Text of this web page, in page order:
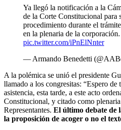
Ya llegó la notificación a la
de la Corte Constitucional para
procedimiento durante el
en la plenaria de la corporación.
pic.twitter.com/iPnElNnter
— Armando Benedetti
A la polémica se unió el presidente
llamado a los congresitas: “Espero de
asistencia, esta tarde, a este acto
Constitucional, y citado como
Representantes. El último debate de
la proposición de acoger o no el